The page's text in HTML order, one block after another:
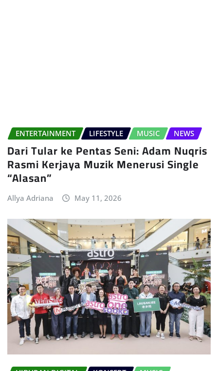
ENTERTAINMENT LIFESTYLE MUSIC NEWS
Dari Tular ke Pentas Seni: Adam Nuqris
Rasmi Kerjaya Muzik Menerusi Single
“Alasan”
Allya Adriana May 11, 2026